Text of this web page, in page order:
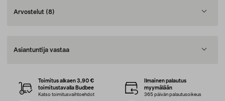
Arvostelut (8)
Asiantuntija vastaa
Toimitus alkaen 3,90 €
toimitustavalla Budbee
Katso toimitusvaihtoehdot
Ilmainen palautus
myymälään
365 päivän palautusoikeus